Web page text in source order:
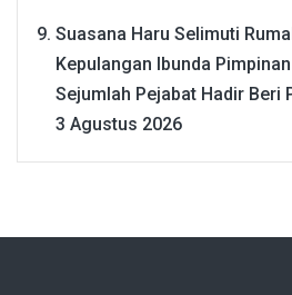
Suasana Haru Selimuti
Kepulangan Ibunda
Sejumlah Pejabat Hadir Beri
3 Agustus 2026